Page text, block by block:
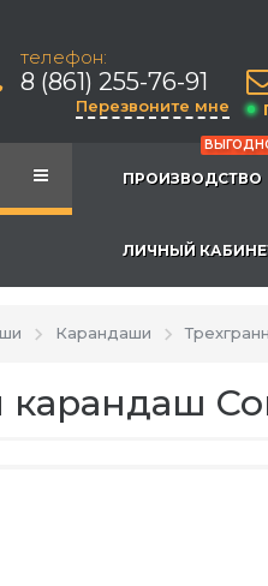
телефон:
8 (861) 255-76-91
Перезвоните мне
ПРОИЗВОДСТВО
ЛИЧНЫЙ
Карандаши